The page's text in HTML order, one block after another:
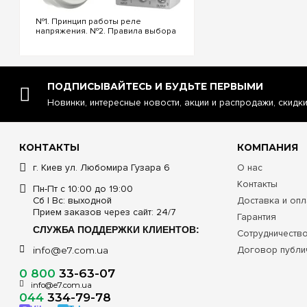
№1. Принцип работы реле
напряжения. №2. Правила выбора
Управление реле напряжения
через Wi-Fi. №5. Реле напряжения
или стаб...
ПОДПИСЫВАЙТЕСЬ И БУДЬТЕ ПЕРВЫМИ
Новинки, интересные новости, акции и распродажи,
КОНТАКТЫ
г. Киев ул. Любомира Гузара 6
Пн-Пт с 10:00 до 19:00
Сб | Вс: выходной
Прием заказов через сайт: 24/7
СЛУЖБА ПОДДЕРЖКИ КЛИЕНТОВ:
info@e7.com.ua
0 800 33-63-07
info@e7.com.ua
044334-79-78
КОМПАНИЯ
О нас
Контакты
Доставка и
Гарантия
Сотрудничество
Договор